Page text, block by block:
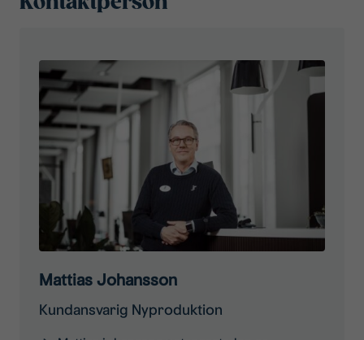
Mattias Johansson
Kundansvarig Nyproduktion​